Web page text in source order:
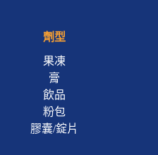
劑型
果凍
膏
飲品
粉包
膠囊/錠片